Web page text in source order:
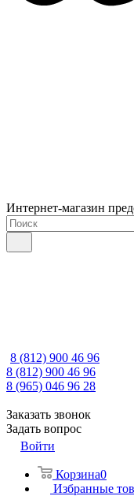
Интернет-магазин
8 (812) 900 46 96
8 (812) 900 46 96
8 (965) 046 96 28
Заказать звонок
Задать вопрос
Войти
Корзина0
Избранные